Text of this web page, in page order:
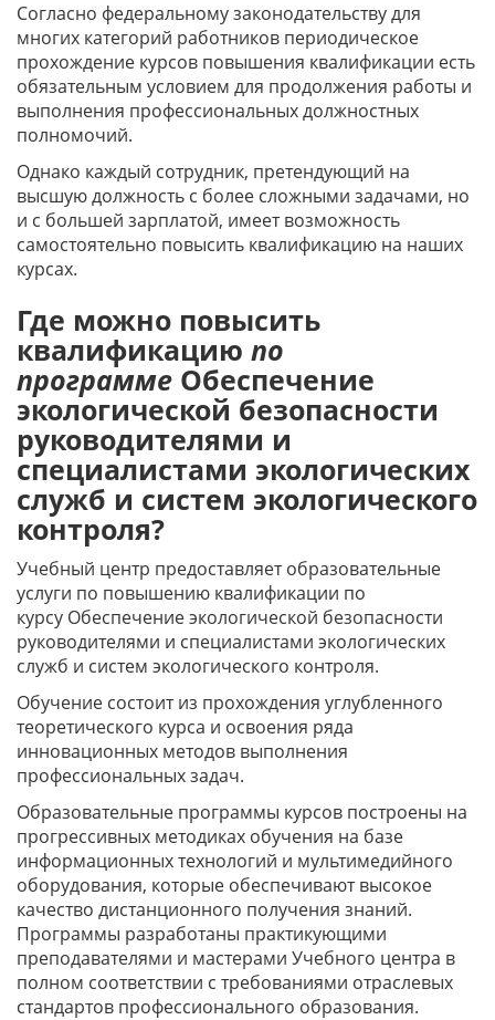
Согласно федеральному законодательству для
многих категорий работников периодическое
прохождение курсов повышения квалификации есть
обязательным условием для продолжения работы и
выполнения профессиональных должностных
полномочий.
Однако каждый сотрудник, претендующий на
высшую должность с более сложными задачами, но
и с большей зарплатой, имеет возможность
самостоятельно повысить квалификацию на наших
курсах.
Где можно повысить
квалификацию по
программе Обеспечение
экологической безопасности
руководителями и
специалистами экологических
служб и систем экологического
контроля?
Учебный центр предоставляет образовательные
услуги по повышению квалификации по
курсу Обеспечение экологической безопасности
руководителями и специалистами экологических
служб и систем экологического контроля.
Обучение состоит из прохождения углубленного
теоретического курса и освоения ряда
инновационных методов выполнения
профессиональных задач.
Образовательные программы курсов построены на
прогрессивных методиках обучения на базе
информационных технологий и мультимедийного
оборудования, которые обеспечивают высокое
качество дистанционного получения знаний.
Программы разработаны практикующими
преподавателями и мастерами Учебного центра в
полном соответствии с требованиями отраслевых
стандартов профессионального образования.